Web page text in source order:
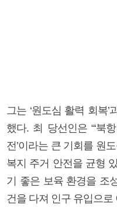
그는 ‘원도심 활력 회복’
했다. 최 당선인은 “‘북
전’이라는 큰 기회를 원
복지 주거 안전을 균형
기 좋은 보육 환경을 조
건을 다져 인구 유입으로